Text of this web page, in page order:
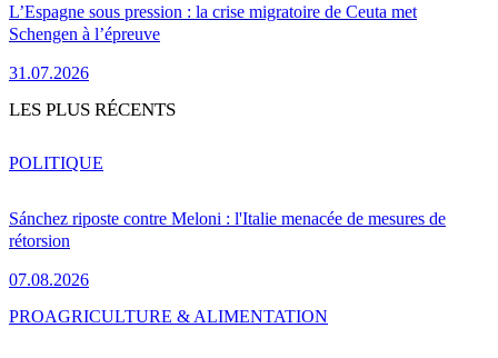
L’Espagne sous pression : la crise migratoire de Ceuta met
Schengen à l’épreuve
31.07.2026
LES PLUS RÉCENTS
Sánchez riposte contre Meloni : l'Italie menacée de mesures de
rétorsion
07.08.2026
POLITIQUE
PROAGRICULTURE & ALIMENTATION